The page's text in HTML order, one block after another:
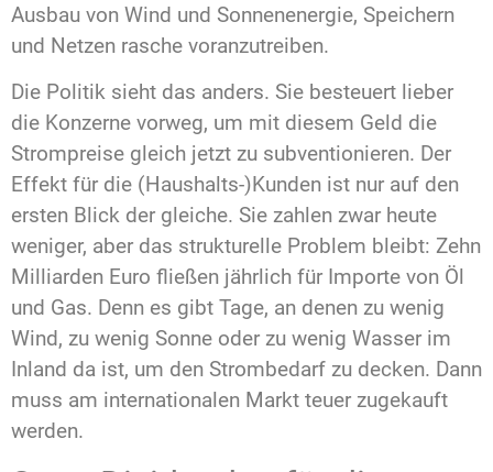
Ausbau von Wind und Sonnenenergie, Speichern
und Netzen rasche voranzutreiben.
Die Politik sieht das anders. Sie besteuert lieber
die Konzerne vorweg, um mit diesem Geld die
Strompreise gleich jetzt zu subventionieren. Der
Effekt für die (Haushalts-)Kunden ist nur auf den
ersten Blick der gleiche. Sie zahlen zwar heute
weniger, aber das strukturelle Problem bleibt: Zehn
Milliarden Euro fließen jährlich für Importe von Öl
und Gas. Denn es gibt Tage, an denen zu wenig
Wind, zu wenig Sonne oder zu wenig Wasser im
Inland da ist, um den Strombedarf zu decken. Dann
muss am internationalen Markt teuer zugekauft
werden.